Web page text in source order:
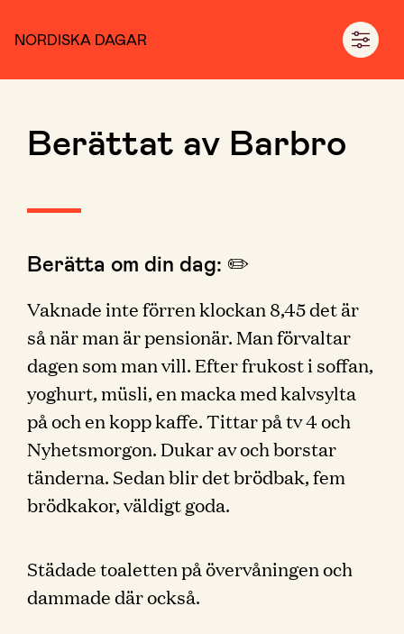
NORDISKA DAGAR
Berättat av Barbro
Berätta om din dag: ✏️
Vaknade inte förren klockan 8,45 det är
så när man är pensionär. Man förvaltar
dagen som man vill. Efter frukost i soffan,
yoghurt, müsli, en macka med kalvsylta
på och en kopp kaffe. Tittar på tv 4 och
Nyhetsmorgon. Dukar av och borstar
tänderna. Sedan blir det brödbak, fem
brödkakor, väldigt goda.
Städade toaletten på övervåningen och
dammade där också.